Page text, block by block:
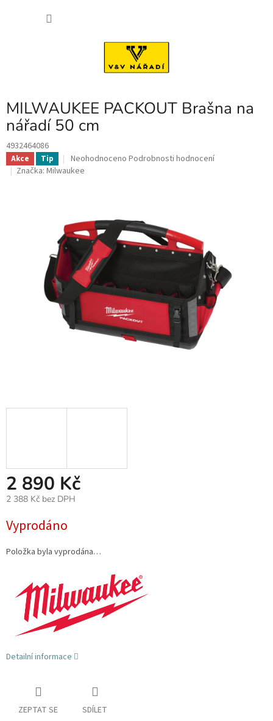
MILWAUKEE PACKOUT Brašna na
nářadí 50 cm
4932464086
Akce Tip
Průměrné
hodnocení
5
hvězdiček.
Neohodnoceno Podrobnosti hodnocení
Značka: Milwaukee
2 890 Kč
2 388 Kč bez DPH
cena:
Vyprodáno
Položka byla vyprodána…
Detailní informace
ZEPTAT SE SDÍLET